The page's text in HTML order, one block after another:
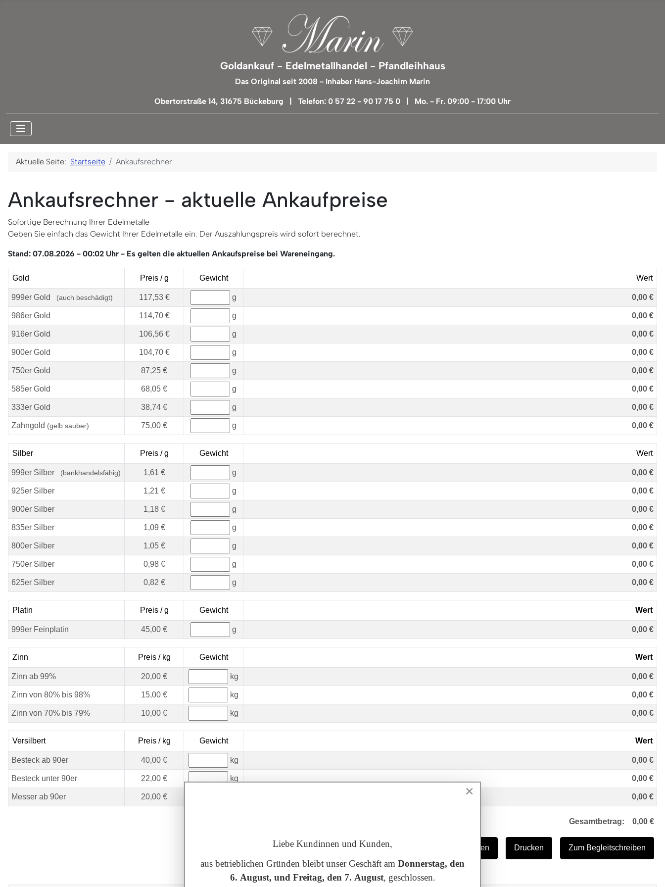
Goldankauf - Edelmetallhandel - Pfandleihhaus
Das Original seit 2008 - Inhaber Hans-Joachim Marin
Obertorstraße 14, 31675 Bückeburg | Telefon: 0 57 22 - 90 17 75 0 | Mo. - Fr. 09:00 - 17:00 Uhr
Aktuelle Seite: Startseite Ankaufsrechner
Ankaufsrechner - aktuelle Ankaufpreise
Sofortige Berechnung Ihrer Edelmetalle
Geben Sie einfach das Gewicht Ihrer Edelmetalle ein. Der Auszahlungspreis wird sofort berechnet.
Stand: 07.08.2026 - 00:02 Uhr - Es gelten die aktuellen Ankaufspreise bei Wareneingang.
Gold Preis / g Gewicht Wert
999er Gold (auch beschädigt) 117,53 € g 0,00 €
986er Gold 114,70 € g 0,00 €
916er Gold 106,56 € g 0,00 €
900er Gold 104,70 € g 0,00 €
750er Gold 87,25 € g 0,00 €
585er Gold 68,05 € g 0,00 €
333er Gold 38,74 € g 0,00 €
Zahngold (gelb sauber) 75,00 € g 0,00 €
Silber Preis / g Gewicht Wert
999er Silber (bankhandelsfähig) 1,61 € g 0,00 €
925er Silber 1,21 € g 0,00 €
900er Silber 1,18 € g 0,00 €
835er Silber 1,09 € g 0,00 €
800er Silber 1,05 € g 0,00 €
750er Silber 0,98 € g 0,00 €
625er Silber 0,82 € g 0,00 €
Platin Preis / g Gewicht Wert
999er Feinplatin 45,00 € g 0,00 €
Zinn Preis / kg Gewicht Wert
Zinn ab 99% 20,00 € kg 0,00 €
Zinn von 80% bis 98% 15,00 € kg 0,00 €
Zinn von 70% bis 79% 10,00 € kg 0,00 €
Versilbert Preis / kg Gewicht Wert
Besteck ab 90er 40,00 € kg 0,00 €
Besteck unter 90er 22,00 € kg 0,00 €
Messer ab 90er 20,00 € 0,00 €
Gesamtbetrag: 0,00 €
Eingaben löschen Drucken Zum Begleitschreiben
×
Liebe Kundinnen und Kunden,
aus betrieblichen Gründen bleibt unser Geschäft am Donnerstag, den
6. August, und Freitag, den 7. August, geschlossen.